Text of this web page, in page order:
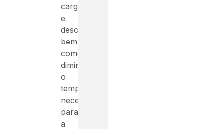
carga
e
descarga,
bem
como
diminuir
o
tempo
necessário
para
a